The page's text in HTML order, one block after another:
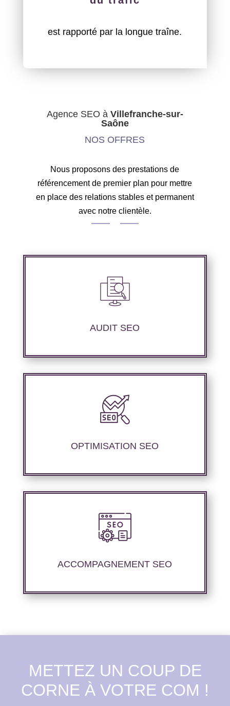
est rapporté par la longue traîne.
Agence SEO à Villefranche-sur-
Saône
NOS OFFRES
Nous proposons des prestations de
référencement de premier plan pour mettre
en place des relations stables et permanent
avec notre clientèle.
AUDIT SEO
Nous réalisons un audit de votre site web à
travers les mots clés pertinents, les principaux
OPTIMISATION SEO
Nous proposons des services d’optimisation
technique de site internet et d’ajustement de
performances de référencement.
ACCOMPAGNEMENT SEO
Nous offrons un suivi et un rapport de
positionnement détaillé pour vous permettre
METTEZ UN COUP DE
CORNE À VOTRE COM !